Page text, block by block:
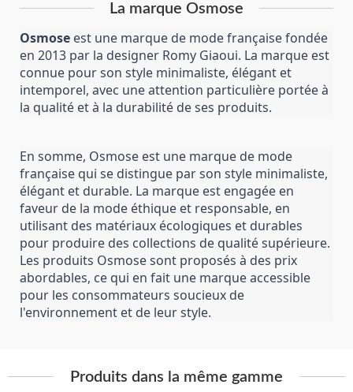
La marque Osmose
Osmose est une marque de mode française fondée
en 2013 par la designer Romy Giaoui. La marque est
connue pour son style minimaliste, élégant et
intemporel, avec une attention particulière portée à
la qualité et à la durabilité de ses produits.
En somme, Osmose est une marque de mode
française qui se distingue par son style minimaliste,
élégant et durable. La marque est engagée en
faveur de la mode éthique et responsable, en
utilisant des matériaux écologiques et durables
pour produire des collections de qualité supérieure.
Les produits Osmose sont proposés à des prix
abordables, ce qui en fait une marque accessible
pour les consommateurs soucieux de
l'environnement et de leur style.
Produits dans la même gamme